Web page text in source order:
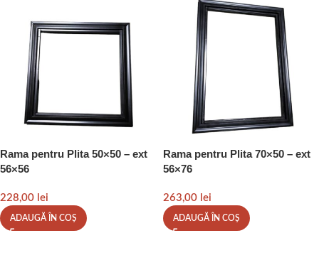
Rama pentru Plita 50×50 – ext
56×56
228,00 lei
ADAUGĂ ÎN COȘ
Rama pentru Plita 70×50 – ext
56×76
263,00 lei
ADAUGĂ ÎN COȘ